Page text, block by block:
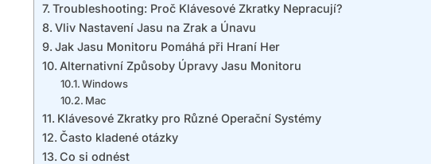
Troubleshooting: Proč Klávesové Zkratky Nepracují?
Vliv Nastavení Jasu na Zrak a Únavu
Jak Jasu Monitoru Pomáhá při Hraní Her
Alternativní Způsoby Úpravy Jasu Monitoru
Windows
Mac
Klávesové Zkratky pro Různé Operační Systémy
Často kladené otázky
Co si odnést